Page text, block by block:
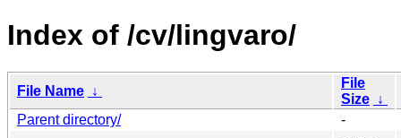
Index of /cv/lingvaro/
File Name ↓
File
Size ↓
Parent directory/
-